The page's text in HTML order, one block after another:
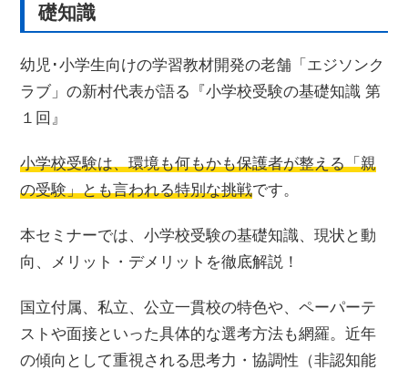
礎知識
幼児･小学生向けの学習教材開発の老舗「エジソンク
ラブ」の新村代表が語る『小学校受験の基礎知識 第
１回』
小学校受験は、環境も何もかも保護者が整える「親
の受験」とも言われる特別な挑戦です。
本セミナーでは、小学校受験の基礎知識、現状と動
向、メリット・デメリットを徹底解説！
国立付属、私立、公立一貫校の特色や、ペーパーテ
ストや面接といった具体的な選考方法も網羅。近年
の傾向として重視される思考力・協調性（非認知能